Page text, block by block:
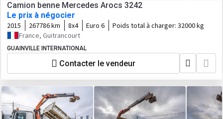
Camion benne Mercedes Arocs 3242
Le prix à négocier
2015 267786 km 8x4 Euro 6 Poids total à charger: 32000 kg
France, Guitrancourt
GUAINVILLE INTERNATIONAL
Contacter le vendeur